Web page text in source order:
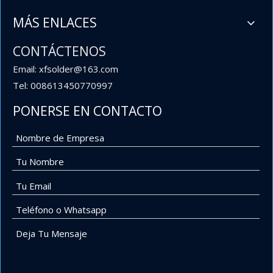
MÁS ENLACES
CONTÁCTENOS
Email: xfsolder@163.com
Tel: 008613450770997
PONERSE EN CONTACTO